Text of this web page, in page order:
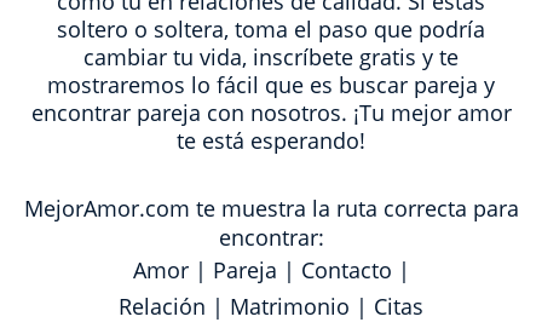
soltero o soltera, toma el paso que podría
cambiar tu vida, inscríbete gratis y te
mostraremos lo fácil que es buscar pareja y
encontrar pareja con nosotros. ¡Tu mejor amor
te está esperando!
MejorAmor.com te muestra la ruta correcta para
encontrar:
Amor| Pareja | Contacto |
Relación | Matrimonio | Citas